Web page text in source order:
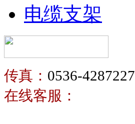
电缆支架
传真： 0536-4287227
在线客服：